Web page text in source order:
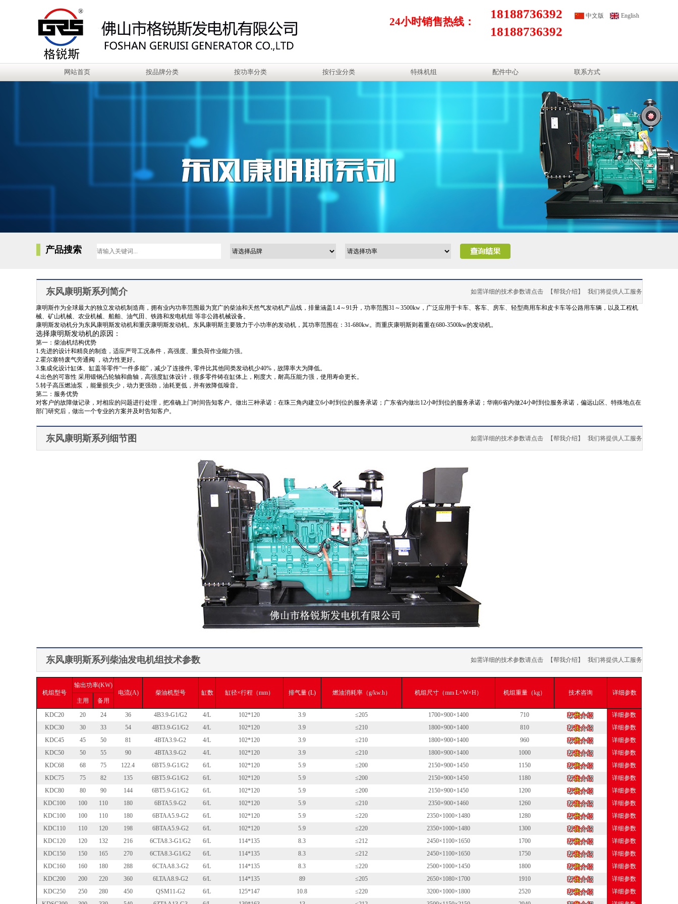
中文版 English
24小时销售热线：
18188736392
18188736392
网站首页 按品牌分类 按功率分类 按行业分类 特殊机组 配件中心 联系方式
产品搜索
东风康明斯系列简介 如需详细的技术参数请点击 【帮我介绍】 我们将提供人工服务
康明斯作为全球最大的独立发动机制造商，拥有业内功率范围最为宽广的柴油和天然气发动机产品线，排量涵盖1.4～91升，功率范围31～3500kw，广泛应用于卡车、客车、房车、轻型商用车和皮卡车等公路用车辆，以及工程机
械、矿山机械、农业机械、船舶、油气田、铁路和发电机组 等非公路机械设备。
康明斯发动机分为东风康明斯发动机和重庆康明斯发动机。东风康明斯主要致力于小功率的发动机，其功率范围在：31-680kw。而重庆康明斯则着重在680-3500kw的发动机。
选择康明斯发动机的原因：
第一：柴油机结构优势
1.先进的设计和精良的制造，适应严苛工况条件，高强度、重负荷作业能力强。
2.霍尔塞特废气旁通阀 ，动力性更好。
3.集成化设计缸体、缸盖等零件“一件多能”，减少了连接件, 零件比其他同类发动机少40%，故障率大为降低。
4.出色的可靠性 采用锻钢凸轮轴和曲轴，高强度缸体设计，很多零件铸在缸体上，刚度大，耐高压能力强，使用寿命更长。
5.转子高压燃油泵 ，能量损失少，动力更强劲，油耗更低，并有效降低噪音。
第二：服务优势
对客户的故障做记录，对相应的问题进行处理，把准确上门时间告知客户。做出三种承诺：在珠三角内建立6小时到位的服务承诺；广东省内做出12小时到位的服务承诺；华南6省内做24小时到位服务承诺，偏远山区、特殊地点在
部门研究后，做出一个专业的方案并及时告知客户。
东风康明斯系列细节图 如需详细的技术参数请点击 【帮我介绍】 我们将提供人工服务
东风康明斯系列柴油发电机组技术参数 如需详细的技术参数请点击 【帮我介绍】 我们将提供人工服务
机组型号
输出功率(KW)
电流(A)
柴油机型号 缸数 缸径×行程（mm） 排气量 (L) 燃油消耗率（g/kw.h） 机组尺寸（mm L×W×H） 机组重量（kg） 技术咨询
详细参数
主用
备用
KDC20
20 24 36 4B3.9-G1/G2 4/L 102*120 3.9 ≤205 1700×900×1400 710
详细参数
KDC30
30 33 54 4BT3.9-G1/G2 4/L 102*120 3.9 ≤210 1800×900×1400 810
详细参数
KDC45
45 50 81 4BTA3.9-G2 4/L 102*120 3.9 ≤210 1800×900×1400 960
详细参数
KDC50
50 55 90 4BTA3.9-G2 4/L 102*120 3.9 ≤210 1800×900×1400 1000
详细参数
KDC68
68 75 122.4 6BT5.9-G1/G2 6/L 102*120 5.9 ≤200 2150×900×1450 1150
详细参数
KDC75
75 82 135 6BT5.9-G1/G2 6/L 102*120 5.9 ≤200 2150×900×1450 1180
详细参数
KDC80
80 90 144 6BT5.9-G1/G2 6/L 102*120 5.9 ≤200 2150×900×1450 1200
详细参数
KDC100
100 110 180 6BTA5.9-G2 6/L 102*120 5.9 ≤210 2350×900×1460 1260
详细参数
KDC100
100 110 180 6BTAA5.9-G2 6/L 102*120 5.9 ≤220 2350×1000×1480 1280
详细参数
KDC110
110 120 198 6BTAA5.9-G2 6/L 102*120 5.9 ≤220 2350×1000×1480 1300
详细参数
KDC120
120 132 216 6CTA8.3-G1/G2 6/L 114*135 8.3 ≤212 2450×1100×1650 1700
详细参数
KDC150
150 165 270 6CTA8.3-G1/G2 6/L 114*135 8.3 ≤212 2450×1100×1650 1750
详细参数
KDC160
160 180 288 6CTAA8.3-G2 6/L 114*135 8.3 ≤220 2500×1000×1450 1800
详细参数
KDC200
200 220 360 6LTAA8.9-G2 6/L 114*135 89 ≤205 2650×1080×1700 1910
详细参数
KDC250
250 280 450 QSM11-G2 6/L 125*147 10.8 ≤220 3200×1000×1800 2520
详细参数